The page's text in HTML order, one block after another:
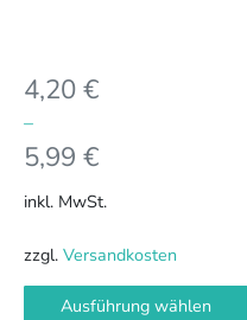
4,20€
–
5,99 €
inkl. MwSt.
zzgl. Versandkosten
Ausführung wählen
gewählt